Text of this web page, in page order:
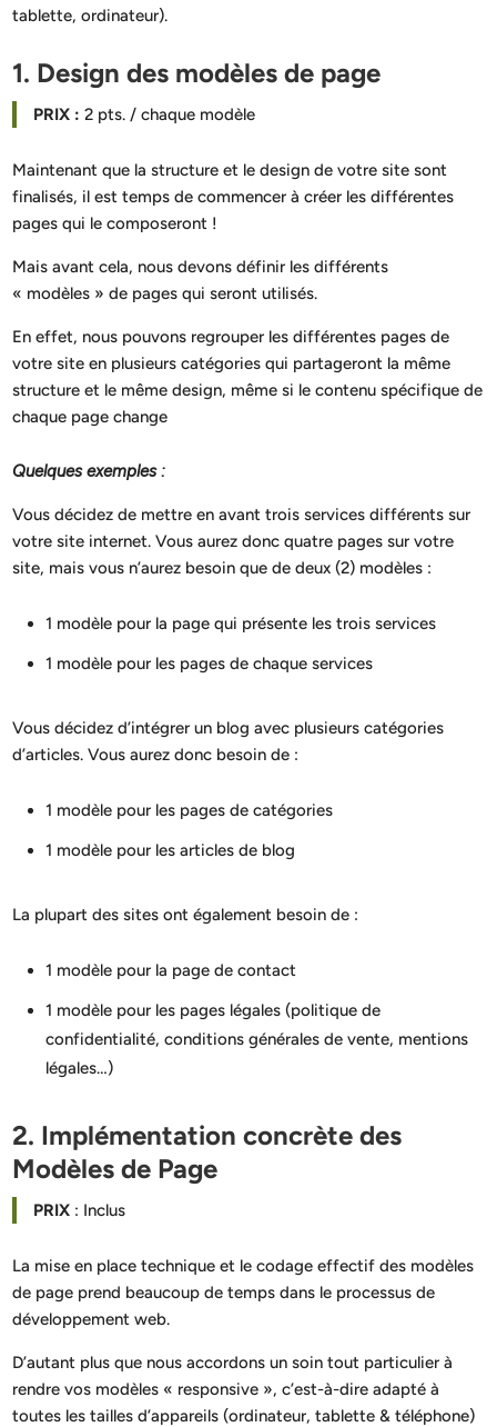
tablette, ordinateur).
1. Design des modèles de page
PRIX : 2 pts. / chaque modèle
Maintenant que la structure et le design de votre site sont
finalisés, il est temps de commencer à créer les différentes
pages qui le composeront !
Mais avant cela, nous devons définir les différents
« modèles » de pages qui seront utilisés.
En effet, nous pouvons regrouper les différentes pages de
votre site en plusieurs catégories qui partageront la même
structure et le même design, même si le contenu spécifique de
chaque page change
Quelques exemples :
Vous décidez de mettre en avant trois services différents sur
votre site internet. Vous aurez donc quatre pages sur votre
site, mais vous n’aurez besoin que de deux (2) modèles :
1 modèle pour la page qui présente les trois services
1 modèle pour les pages de chaque services
Vous décidez d’intégrer un blog avec plusieurs catégories
d’articles. Vous aurez donc besoin de :
1 modèle pour les pages de catégories
1 modèle pour les articles de blog
La plupart des sites ont également besoin de :
1 modèle pour la page de contact
1 modèle pour les pages légales (politique de
confidentialité, conditions générales de vente, mentions
légales…)
2. Implémentation concrète des
Modèles de Page
PRIX: Inclus
La mise en place technique et le codage effectif des modèles
de page prend beaucoup de temps dans le processus de
développement web.
D’autant plus que nous accordons un soin tout particulier à
rendre vos modèles « responsive », c’est-à-dire adapté à
toutes les tailles d’appareils (ordinateur, tablette & téléphone)